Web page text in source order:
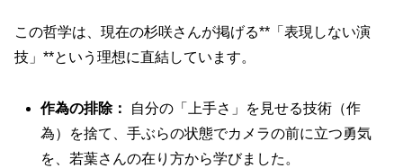
この哲学は、現在の杉咲さんが掲げる**「表現しない演
技」**という理想に直結しています。
作為の排除：
自分の「上手さ」を見せる技術（作
為）を捨て、手ぶらの状態でカメラの前に立つ勇気
を、若葉さんの在り方から学びました。